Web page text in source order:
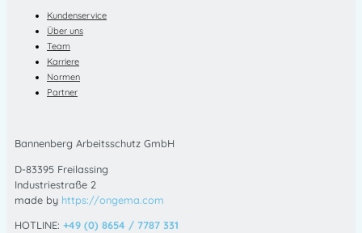
Kundenservice
Über uns
Team
Karriere
Normen
Partner
Bannenberg Arbeitsschutz GmbH
D-83395 Freilassing
Industriestraße 2
made by https://ongema.com
HOTLINE: +49 (0) 8654 / 7787 331